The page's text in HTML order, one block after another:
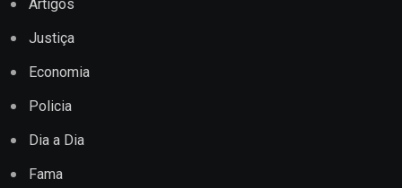
Artigos
Justiça
Economia
Policia
Dia a Dia
Fama